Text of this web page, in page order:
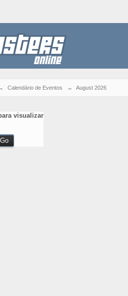
Calendário de Eventos → August 2026
visualizar